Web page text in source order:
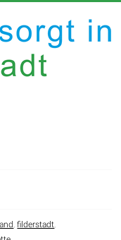
,filderstadt,